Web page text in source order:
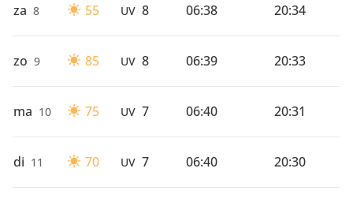
za 8 55 UV 8 06:38 20:34
zo 9 85 UV 8 06:39 20:33
ma 10 75 UV 7 06:40 20:31
di 11 70 UV 7 06:40 20:30